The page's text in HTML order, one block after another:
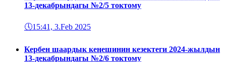
13-декабрындагы №2/5 токтому
🕔15:41, 3.Feb 2025
Кербен шаардык кеңешинин кезектеги 2024-жылдын
13-декабрындагы №2/6 токтому